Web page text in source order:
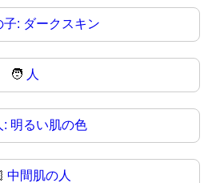
子: ダークスキン
🧑 人
: 明るい肌の色
中間肌の人